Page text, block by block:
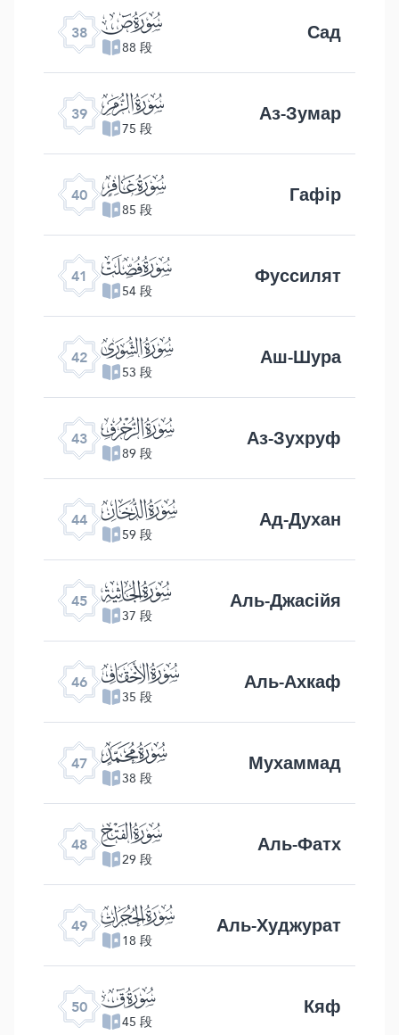
38 ﯓ
88 段 Сад
39 ﯔ
75 段 Аз-Зумар
40 ﯕ
85 段 Гафір
41 ﯖ
54 段 Фуссилят
42 ﯗ
53 段 Аш-Шура
43 ﯘ
89 段 Аз-Зухруф
44 ﯙ
59 段 Ад-Духан
45 ﯚ
37 段 Аль-Джасійя
46 ﯛ
35 段 Аль-Ахкаф
47 ﯜ
38 段 Мухаммад
48 ﯝ
29 段 Аль-Фатх
49 ﯞ
18 段 Аль-Худжурат
50 ﯟ
45 段 Кяф